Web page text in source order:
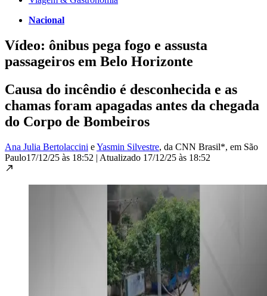
Nacional
Vídeo: ônibus pega fogo e assusta
passageiros em Belo Horizonte
Causa do incêndio é desconhecida e as
chamas foram apagadas antes da chegada
do Corpo de Bombeiros
Ana Julia Bertolaccini eYasmin Silvestre, da CNN Brasil*, em São
Paulo17/12/25 às 18:52 | Atualizado 17/12/25 às 18:52